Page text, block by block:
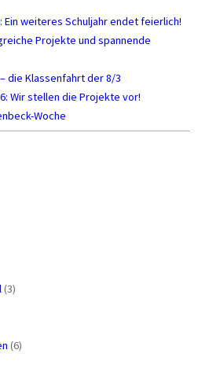
Ein weiteres Schuljahr endet feierlich!
Projekte und spannende
die Klassenfahrt der 8/3
Wir stellen die Projekte vor!
Woche
(3)
(6)